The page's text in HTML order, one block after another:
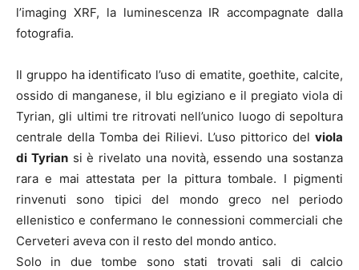
l’imaging XRF, la luminescenza IR accompagnate dalla
fotografia.
Il gruppo ha identificato l’uso di ematite, goethite, calcite,
ossido di manganese, il blu egiziano e il pregiato viola di
Tyrian, gli ultimi tre ritrovati nell’unico luogo di sepoltura
centrale della Tomba dei Rilievi. L’uso pittorico del viola
di Tyriansi è rivelato una novità, essendo una sostanza
rara e mai attestata per la pittura tombale. I pigmenti
rinvenuti sono tipici del mondo greco nel periodo
ellenistico e confermano le connessioni commerciali che
Cerveteri aveva con il resto del mondo antico.
Solo in due tombe sono stati trovati sali di calcio